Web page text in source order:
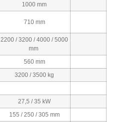
1000 mm
710 mm
2200 / 3200 / 4000 / 5000
mm
560 mm
3200 / 3500 kg
27,5 / 35 kW
155 / 250 / 305 mm